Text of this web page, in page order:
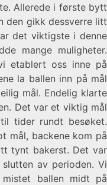
Allerede i første bytt
den gikk dessverre litt
det viktigste i denne
mange muligheter.
etablert oss inne på
la ballen inn på mål
mål. Endelig klarte
Det var et viktig mål
tider rundt besøket.
mål, backene kom på
tynt bakerst. Det var
av perioden. Vi
ballen midt på